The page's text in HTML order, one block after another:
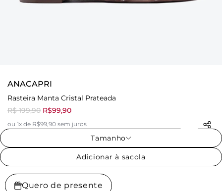
ANACAPRI
Rasteira Manta Cristal Prateada
R$ 199,90 R$99,90
ou 1x de R$99,90 sem juros
Tamanho
Adicionar à sacola
Quero de presente